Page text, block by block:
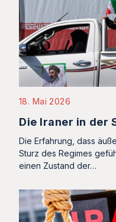
18. Mai 2026
Die Iraner in der
Die Erfahrung, dass
Sturz des Regimes
einen Zustand der…